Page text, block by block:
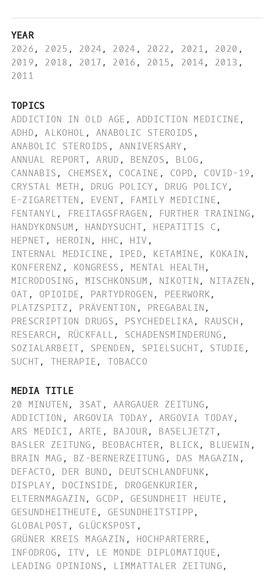
YEAR
2026 , 2025 , 2024, 2024 , 2022 , 2021 , 2020 ,
2019, 2018 , 2017 , 2016 , 2015 , 2014, 2013 ,
2011
TOPICS
ADDICTION IN OLD AGE , ADDICTION MEDICINE ,
ADHD , ALKOHOL , ANABOLIC STEROIDS ,
ANABOLIC STEROIDS , ANNIVERSARY ,
ANNUAL REPORT, ARUD , BENZOS , BLOG ,
CANNABIS , CHEMSEX , COCAINE , COPD , COVID-19,
CRYSTAL METH , DRUG POLICY , DRUG POLICY,
E-ZIGARETTEN , EVENT , FAMILY MEDICINE ,
FENTANYL , FREITAGSFRAGEN , FURTHER TRAINING,
HANDYKONSUM , HANDYSUCHT, HEPATITIS C ,
HEPNET , HEROIN , HHC , HIV ,
INTERNAL MEDICINE , IPED , KETAMINE , KOKAIN ,
KONFERENZ , KONGRESS , MENTAL HEALTH ,
MICRODOSING , MISCHKONSUM , NIKOTIN , NITAZEN ,
OAT , OPIOIDE , PARTYDROGEN , PEERWORK,
PLATZSPITZ , PRÄVENTION , PREGABALIN ,
PRESCRIPTION DRUGS , PSYCHEDELIKA, RAUSCH ,
RESEARCH , RÜCKFALL , SCHADENSMINDERUNG ,
SOZIALARBEIT , SPENDEN , SPIELSUCHT, STUDIE ,
SUCHT, THERAPIE , TOBACCO
MEDIA TITLE
20 MINUTEN , 3SAT , AARGAUER ZEITUNG,
ADDICTION , ARGOVIA TODAY , ARGOVIA TODAY,
ARS MEDICI , ARTE , BAJOUR, BASELJETZT ,
BASLER ZEITUNG , BEOBACHTER, BLICK, BLUEWIN ,
BRAIN MAG , BZ-BERNERZEITUNG , DAS MAGAZIN ,
DEFACTO , DER BUND , DEUTSCHLANDFUNK,
DISPLAY, DOCINSIDE , DROGENKURIER ,
ELTERNMAGAZIN , GCDP , GESUNDHEIT HEUTE ,
GESUNDHEITHEUTE , GESUNDHEITSTIPP,
GLOBALPOST, GLÜCKSPOST ,
GRÜNER KREIS MAGAZIN , HOCHPARTERRE ,
INFODROG, ITV , LE MONDE DIPLOMATIQUE ,
LEADING OPINIONS , LIMMATTALER ZEITUNG,